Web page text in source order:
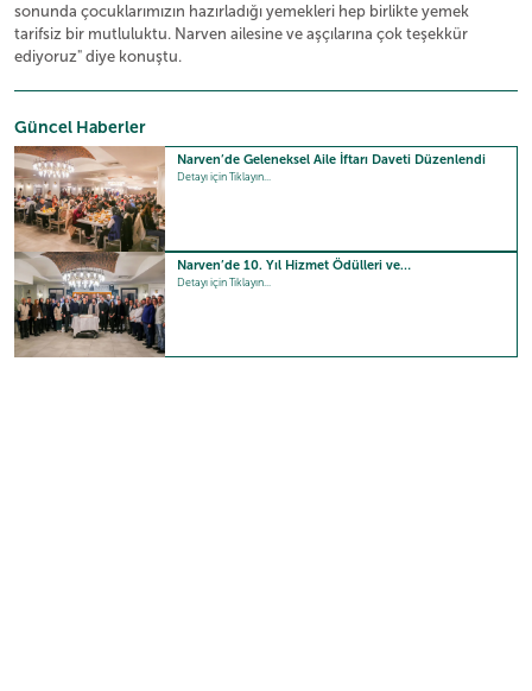
Güncel Haberler
Narven’de Geleneksel Aile İftarı Daveti Düzenlendi
Detayı için Tıklayın...
Narven’de 10. Yıl Hizmet Ödülleri ve…
Detayı için Tıklayın...
sonunda çocuklarımızın hazırladığı yemekleri hep birlikte yemek
tarifsiz bir mutluluktu. Narven ailesine ve aşçılarına çok teşekkür
ediyoruz" diye konuştu.